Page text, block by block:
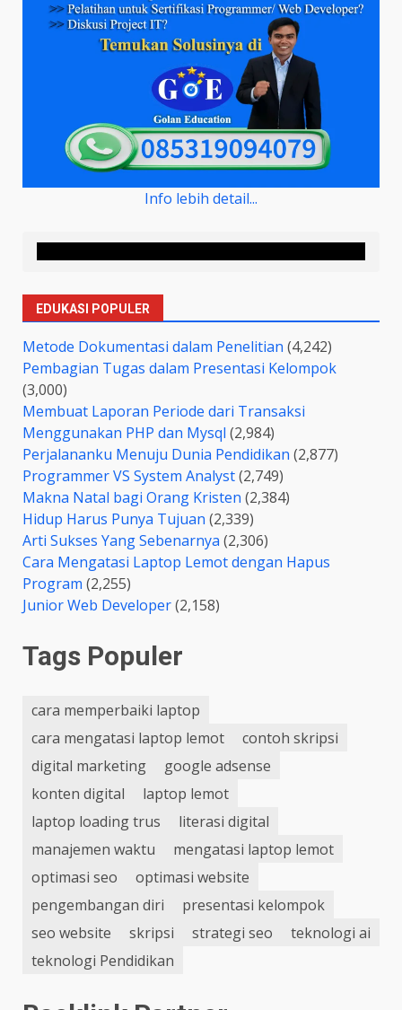
Info lebih detail...
EDUKASI POPULER
Metode Dokumentasi dalam Penelitian (4,242)
Pembagian Tugas dalam Presentasi Kelompok
(3,000)
Membuat Laporan Periode dari Transaksi
Menggunakan PHP dan Mysql (2,984)
Perjalananku Menuju Dunia Pendidikan (2,877)
Programmer VS System Analyst(2,749)
Makna Natal bagi Orang Kristen (2,384)
Hidup Harus Punya Tujuan (2,339)
Arti Sukses Yang Sebenarnya (2,306)
Cara Mengatasi Laptop Lemot dengan Hapus
Program (2,255)
Junior Web Developer(2,158)
Tags Populer
cara memperbaiki laptop
cara mengatasi laptop lemot
contoh skripsi
digital marketing
google adsense
konten digital
laptop lemot
laptop loading trus
literasi digital
manajemen waktu
mengatasi laptop lemot
optimasi seo
optimasi website
pengembangan diri
presentasi kelompok
seo website
skripsi strategi seo
teknologi ai
teknologi Pendidikan